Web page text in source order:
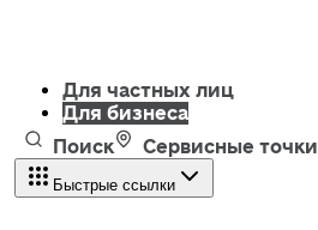
Для частных лиц
Для бизнеса
Поиск
Сервисные точки
Быстрые ссылки